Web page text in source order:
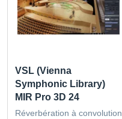
VSL (Vienna
Symphonic Library)
MIR Pro 3D 24
Réverbération à convolution